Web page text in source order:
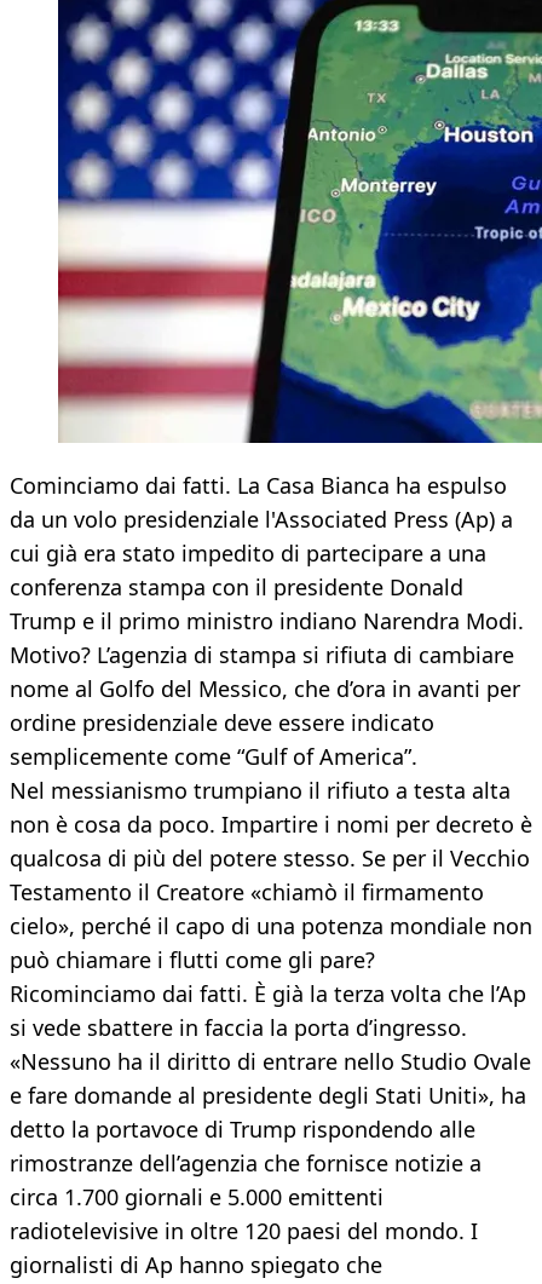
Cominciamo dai fatti. La Casa Bianca ha espulso
da un volo presidenziale l'Associated Press (Ap) a
cui già era stato impedito di partecipare a una
conferenza stampa con il presidente Donald
Trump e il primo ministro indiano Narendra Modi.
Motivo? L’agenzia di stampa si rifiuta di cambiare
nome al Golfo del Messico, che d’ora in avanti per
ordine presidenziale deve essere indicato
semplicemente come “Gulf of America”.
Nel messianismo trumpiano il rifiuto a testa alta
non è cosa da poco. Impartire i nomi per decreto è
qualcosa di più del potere stesso. Se per il Vecchio
Testamento il Creatore «chiamò il firmamento
cielo», perché il capo di una potenza mondiale non
può chiamare i flutti come gli pare?
Ricominciamo dai fatti. È già la terza volta che l’Ap
si vede sbattere in faccia la porta d’ingresso.
«Nessuno ha il diritto di entrare nello Studio Ovale
e fare domande al presidente degli Stati Uniti», ha
detto la portavoce di Trump rispondendo alle
rimostranze dell’agenzia che fornisce notizie a
circa 1.700 giornali e 5.000 emittenti
radiotelevisive in oltre 120 paesi del mondo. I
giornalisti di Ap hanno spiegato che